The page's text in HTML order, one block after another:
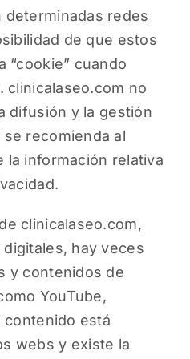
determinadas redes
de que estos
“cookie” cuando
clinicalaseo.com no
difusión y la gestión
se recomienda al
la información relativa
clinicalaseo.com,
hay veces
y contenidos de
YouTube,
contenido está
webs y existe la